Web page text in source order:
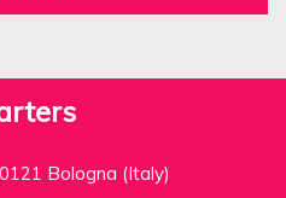
Bologna (Italy)